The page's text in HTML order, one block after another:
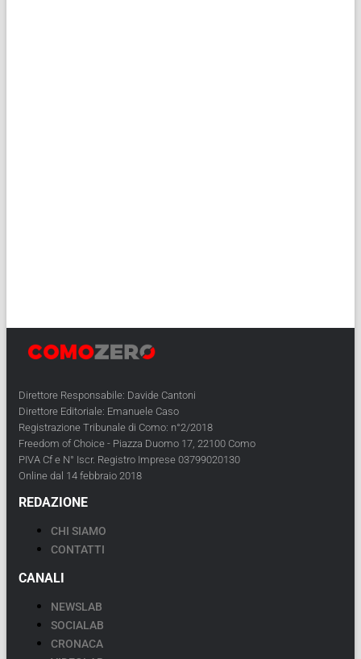
Direttore Responsabile: Davide Cantoni
Direttore Editoriale: Emanuele Caso
Registrazione Tribunale di Como: n°2/2018
Freedom of Choice - Piazza Duomo 17, 22100 Como
PIVA Cf e N° Iscr. Registro Imprese 03799020130
Online dal 14 febbraio 2018
REDAZIONE
CHI SIAMO
CONTATTI
CANALI
NEWSLAB
SOCIALAB
CRONACA